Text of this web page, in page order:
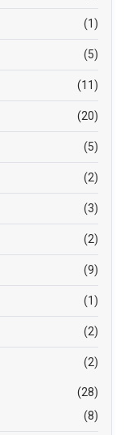
(1)
(5)
(11)
(20)
(5)
(2)
(3)
(2)
(9)
(1)
(2)
(2)
(28)
(8)